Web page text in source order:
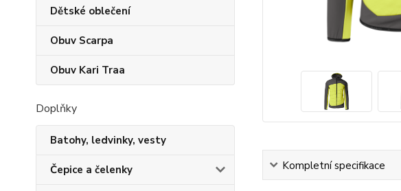
Dětské oblečení
Obuv Scarpa
Obuv Kari Traa
Doplňky
Batohy, ledvinky, vesty
Čepice a čelenky Kompletní specifikace